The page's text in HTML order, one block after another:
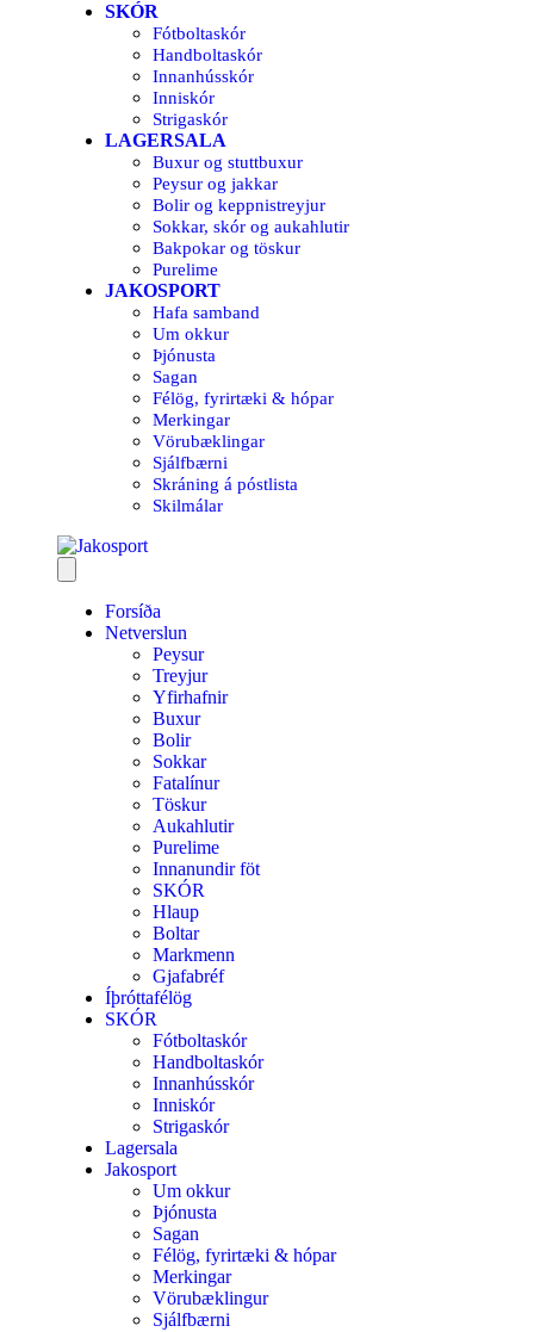
SKÓR
Fótboltaskór
Handboltaskór
Innanhússkór
Inniskór
Strigaskór
LAGERSALA
Buxur og stuttbuxur
Peysur og jakkar
Bolir og keppnistreyjur
Sokkar, skór og aukahlutir
Bakpokar og töskur
Purelime
JAKOSPORT
Hafa samband
Um okkur
Þjónusta
Sagan
Félög, fyrirtæki & hópar
Merkingar
Vörubæklingar
Sjálfbærni
Skráning á póstlista
Skilmálar
Forsíða
Netverslun
Peysur
Treyjur
Yfirhafnir
Buxur
Bolir
Sokkar
Fatalínur
Töskur
Aukahlutir
Purelime
Innanundir föt
SKÓR
Hlaup
Boltar
Markmenn
Gjafabréf
Íþróttafélög
SKÓR
Fótboltaskór
Handboltaskór
Innanhússkór
Inniskór
Strigaskór
Lagersala
Jakosport
Um okkur
Þjónusta
Sagan
Félög, fyrirtæki & hópar
Merkingar
Vörubæklingur
Sjálfbærni